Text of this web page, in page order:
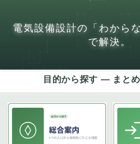
電気設備設計の「わから
で解決。